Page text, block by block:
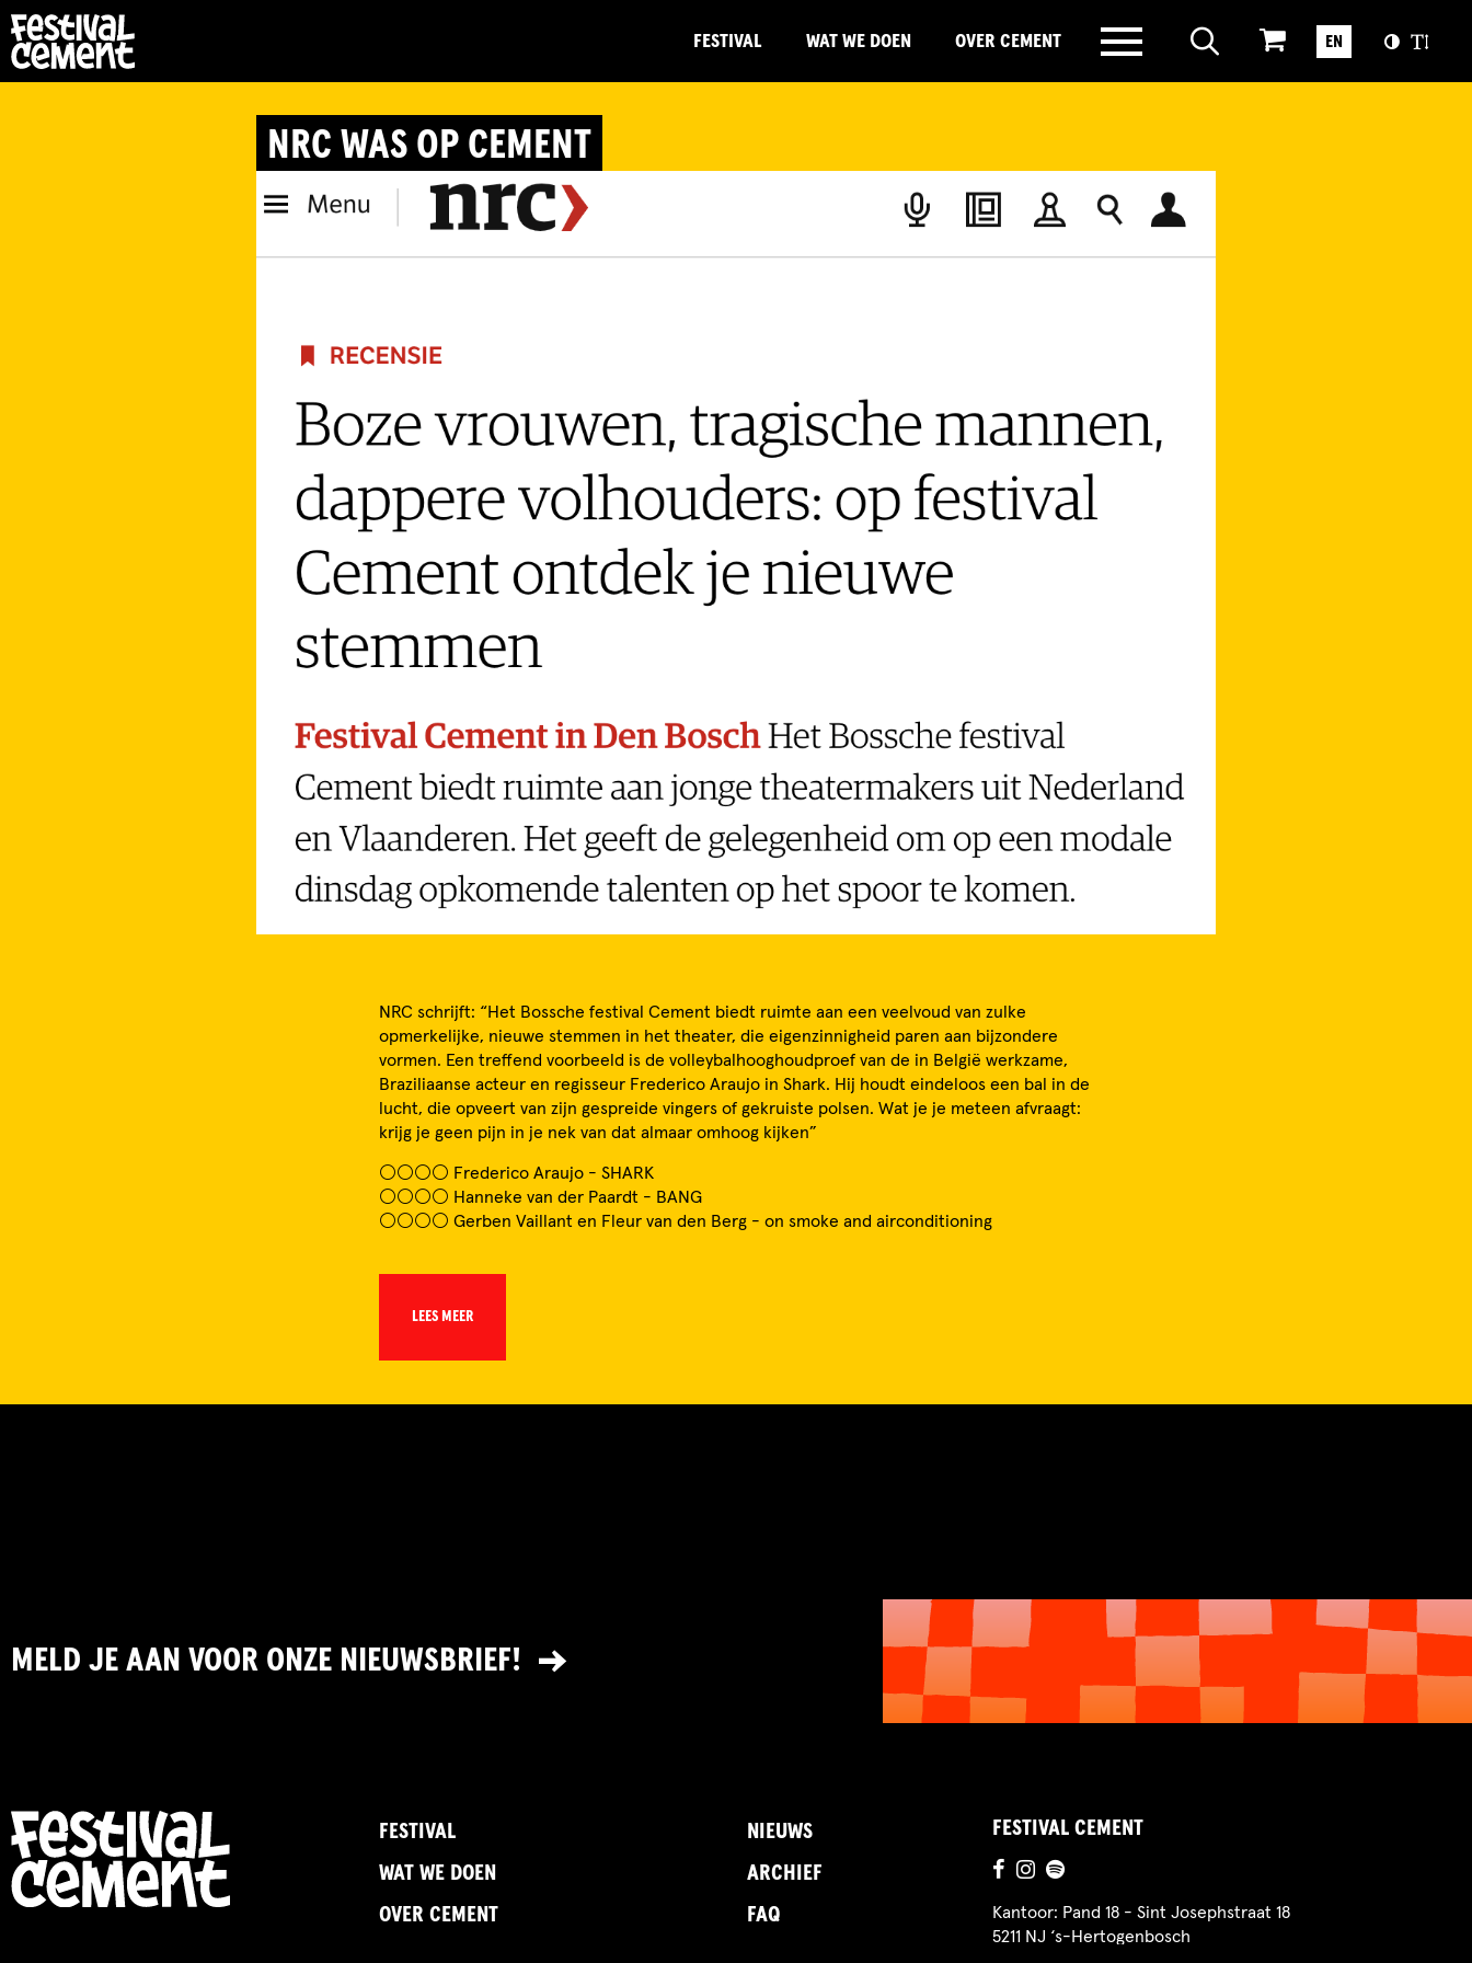
FESTIVAL WAT WE DOEN OVER CEMENT EN
NRC WAS OP CEMENT
NRC schrijft: “Het Bossche festival Cement biedt ruimte aan een veelvoud van zulke
opmerkelijke, nieuwe stemmen in het theater, die eigenzinnigheid paren aan bijzondere
vormen. Een treffend voorbeeld is de volleybalhooghoudproef van de in België werkzame,
Braziliaanse acteur en regisseur Frederico Araujo in Shark. Hij houdt eindeloos een bal in de
lucht, die opveert van zijn gespreide vingers of gekruiste polsen. Wat je je meteen afvraagt:
krijg je geen pijn in je nek van dat almaar omhoog kijken”
⚪️⚪️⚪️⚪️ Frederico Araujo - SHARK
⚪️⚪️⚪️⚪️ Hanneke van der Paardt - BANG
⚪️⚪️⚪️⚪️ Gerben Vaillant en Fleur van den Berg - on smoke and airconditioning
LEES MEER
MELD JE AAN VOOR ONZE NIEUWSBRIEF!
FESTIVAL
WAT WE DOEN
OVER CEMENT
NIEUWS
ARCHIEF
FAQ
FESTIVAL CEMENT
Kantoor: Pand 18 - Sint Josephstraat 18
5211 NJ ‘s-Hertogenbosch